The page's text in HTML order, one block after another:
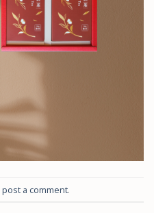
post a comment.